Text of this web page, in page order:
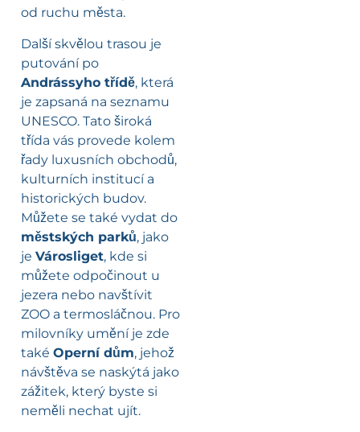
od ruchu města.
Další skvělou trasou je
putování po
Andrássyho třídě, která
je zapsaná na seznamu
UNESCO. Tato široká
třída vás provede kolem
řady luxusních obchodů,
kulturních institucí a
historických budov.
Můžete se také vydat do
městských parků, jako
je Városliget, kde si
můžete odpočinout u
jezera nebo navštívit
ZOO a termosláčnou. Pro
milovníky umění je zde
také Operní dům, jehož
návštěva se naskýtá jako
zážitek, který byste si
neměli nechat ujít.